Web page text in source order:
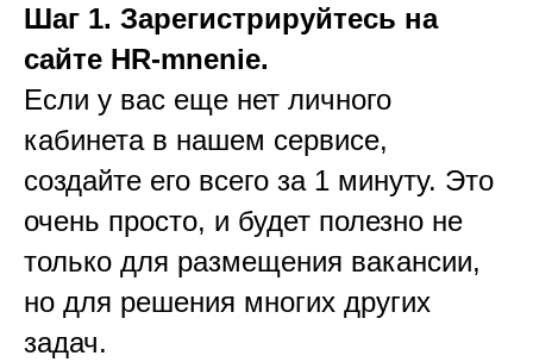
Шаг 1. Зарегистрируйтесь на
сайте HR-mnenie.
Если у вас еще нет личного
кабинета в нашем сервисе,
создайте его всего за 1 минуту. Это
очень просто, и будет полезно не
только для размещения вакансии,
но для решения многих других
задач.